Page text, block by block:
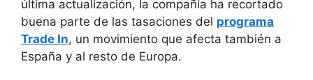
última actualización, la compañía ha recortado
buena parte de las tasaciones del programa
Trade In, un movimiento que afecta también a
España y al resto de Europa.